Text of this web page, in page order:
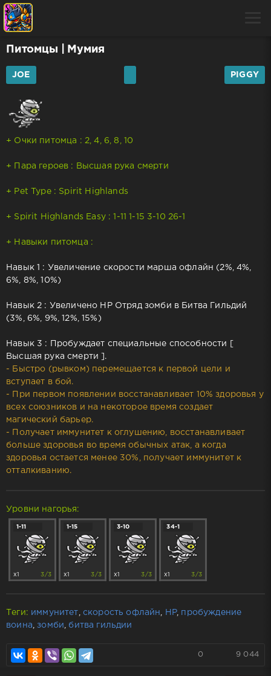
Питомцы | Мумия
JOE PIGGY
+ Очки питомца : 2, 4, 6, 8, 10
+ Пара героев : Высшая рука смерти
+ Pet Type : Spirit Highlands
+ Spirit Highlands Easy : 1-11 1-15 3-10 26-1
+ Навыки питомца :
Навык 1 : Увеличение скорости марша офлайн (2%, 4%,
6%, 8%, 10%)
Навык 2 : Увеличено HP Отряд зомби в Битва Гильдий
(3%, 6%, 9%, 12%, 15%)
Навык 3 : Пробуждает специальные способности [
Высшая рука смерти ].
- Быстро (рывком) перемещается к первой цели и
вступает в бой.
- При первом появлении восстанавливает 10% здоровья у
всех союзников и на некоторое время создает
магический барьер.
- Получает иммунитет к оглушению, восстанавливает
больше здоровья во время обычных атак, а когда
здоровья остается менее 30%, получает иммунитет к
отталкиванию.
Уровни нагорья:
1-11
x1 3/3
1-15
x1 3/3
3-10
x1 3/3
34-1
x1 3/3
Теги: иммунитет скорость офлайн HP,
пробуждение
воина ,зомби битва гильдии
0 9 044